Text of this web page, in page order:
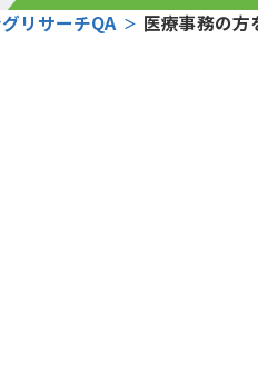
リサーチQA 医療事務の方